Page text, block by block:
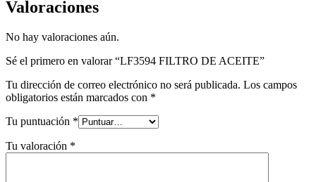
Valoraciones
No hay valoraciones aún.
Sé el primero en valorar “LF3594 FILTRO DE ACEITE”
Tu dirección de correo electrónico no será publicada. Los campos
obligatorios están marcados con *
Tu puntuación *
Tu valoración *